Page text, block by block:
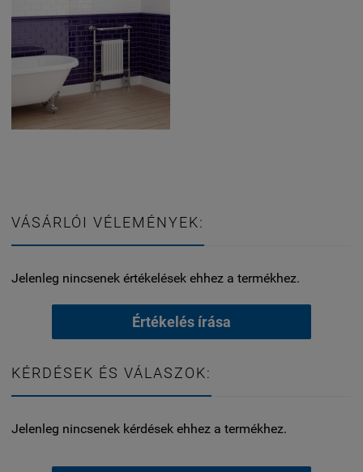
VÁSÁRLÓI VÉLEMÉNYEK:
Jelenleg nincsenek értékelések ehhez a termékhez.
Értékelés írása
KÉRDÉSEK ÉS VÁLASZOK:
Jelenleg nincsenek kérdések ehhez a termékhez.